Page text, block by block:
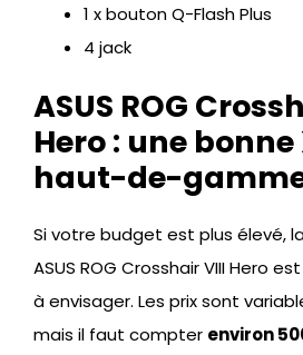
1 x bouton Q-Flash Plus
4 jack
ASUS ROG
Hero : une bonne
haut-de-
Si votre budget est plus élevé,
ASUS ROG Crosshair VIII Hero
à envisager. Les prix sont
mais il faut compter environ